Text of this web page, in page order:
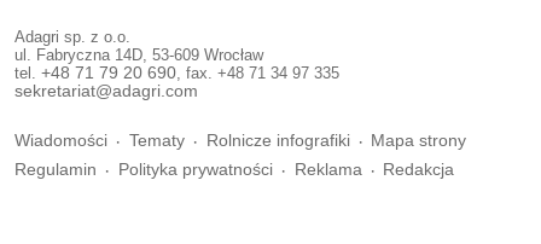
Adagri sp. z o.o.
ul. Fabryczna 14D, 53-609 Wrocław
tel. +48 71 79 20 690 , fax. +48 71 34 97 335
sekretariat@adagri.com
Wiadomości Tematy Rolnicze infografiki
Mapa strony
Regulamin
Polityka prywatności Reklama Redakcja